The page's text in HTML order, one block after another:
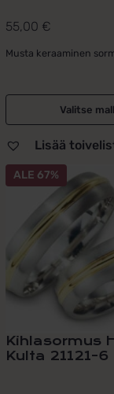
55,00 €
Musta keraaminen
Valitse
Lisää
ALE 67%
Kihlasormus
Kulta 21121-6
Tällä
tuotteella
muunnelma.
tehdä
valinnat
tuotteen